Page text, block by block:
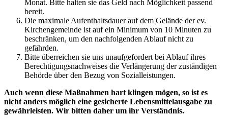
Monat. Bitte halten sie das Geld nach Möglichkeit passend
bereit.
Die maximale Aufenthaltsdauer auf dem Gelände der ev.
Kirchengemeinde ist auf ein Minimum von 10 Minuten zu
beschränken, um den nachfolgenden Ablauf nicht zu
gefährden.
Bitte überreichen sie uns unaufgefordert bei Ablauf ihres
Berechtigungsnachweises die Verlängerung der zuständigen
Behörde über den Bezug von Sozialleistungen.
Auch wenn diese Maßnahmen hart klingen mögen, so ist es
nicht anders möglich eine gesicherte Lebensmittelausgabe zu
gewährleisten. Wir bitten daher um ihr Verständnis.